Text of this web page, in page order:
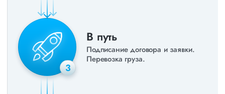
3
В путь
Подписание договора и заявки.
Перевозка груза.